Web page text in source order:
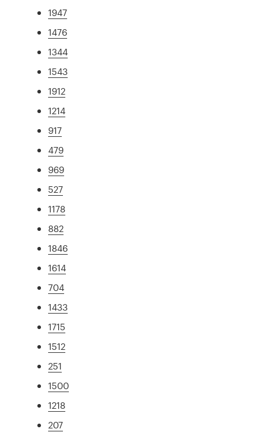
1947
1476
1344
1543
1912
1214
917
479
969
527
1178
882
1846
1614
704
1433
1715
1512
251
1500
1218
207